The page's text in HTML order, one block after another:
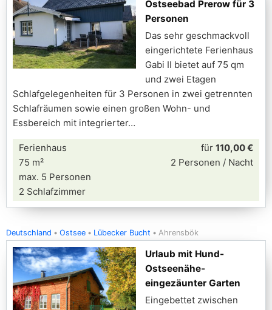
Ostseebad Prerow für 3
Personen
Das sehr geschmackvoll
eingerichtete Ferienhaus
Gabi II bietet auf 75 qm
und zwei Etagen
Schlafgelegenheiten für 3 Personen in zwei getrennten
Schlafräumen sowie einen großen Wohn- und
Essbereich mit integrierter
Ferienhaus
75 m²
max. 5 Personen
2 Schlafzimmer
für 110,00 €
2 Personen / Nacht
Deutschland Ostsee Lübecker Bucht Ahrensbök
Urlaub mit Hund-
Ostseenähe-
eingezäunter Garten
Eingebettet zwischen